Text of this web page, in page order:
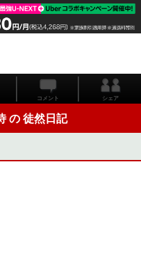
コメント シェア
の 徒然日記